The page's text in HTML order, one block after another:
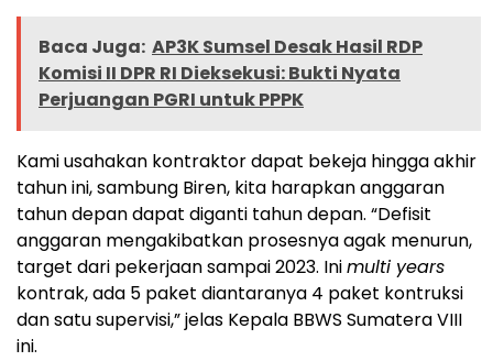
Baca Juga: AP3K Sumsel Desak Hasil RDP
Komisi II DPR RI Dieksekusi: Bukti Nyata
Perjuangan PGRI untuk PPPK
Kami usahakan kontraktor dapat bekeja hingga akhir
tahun ini, sambung Biren, kita harapkan anggaran
tahun depan dapat diganti tahun depan. “Defisit
anggaran mengakibatkan prosesnya agak menurun,
target dari pekerjaan sampai 2023. Inimulti years
kontrak, ada 5 paket diantaranya 4 paket kontruksi
dan satu supervisi,” jelas Kepala BBWS Sumatera VIII
ini.